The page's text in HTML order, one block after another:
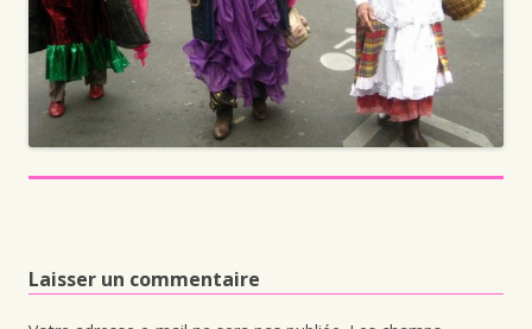
Laisser un commentaire